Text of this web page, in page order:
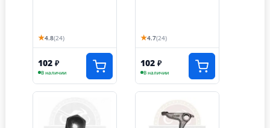
★4.8(24)
102 ₽
В наличии
★4.7(24)
102 ₽
В наличии